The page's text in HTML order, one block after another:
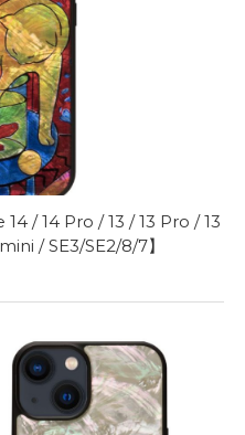
/ 14 Pro / 13 / 13 Pro / 13
/ SE3/SE2/8/7】